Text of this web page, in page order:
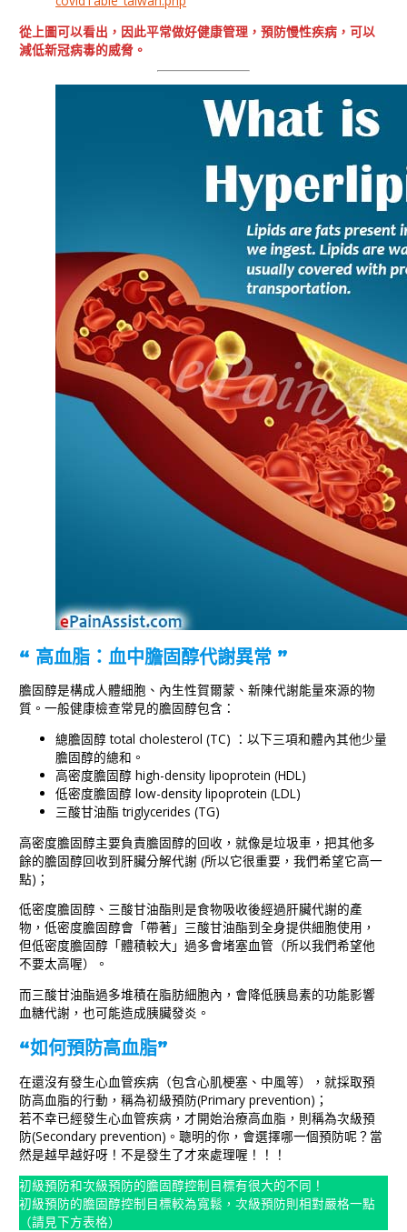
從上圖可以看出，因此平常做好健康管理，預防慢性疾病，可以
減低新冠病毒的威脅。
“ 高血脂：血中膽固醇代謝異常 ”
膽固醇是構成人體細胞、內生性賀爾蒙、新陳代謝能量來源的物
質。一般健康檢查常見的膽固醇包含：
總膽固醇 total cholesterol (TC) ：以下三項和體內其他少量
膽固醇的總和。
高密度膽固醇 high-density lipoprotein (HDL)
低密度膽固醇 low-density lipoprotein (LDL)
三酸甘油酯 triglycerides (TG)
高密度膽固醇主要負責膽固醇的回收，就像是垃圾車，把其他多
餘的膽固醇回收到肝臟分解代謝 (所以它很重要，我們希望它高一
點)；
低密度膽固醇、三酸甘油酯則是食物吸收後經過肝臟代謝的產
物，低密度膽固醇會「帶著」三酸甘油酯到全身提供細胞使用，
但低密度膽固醇「體積較大」過多會堵塞血管（所以我們希望他
不要太高喔）。
而三酸甘油酯過多堆積在脂肪細胞內，會降低胰島素的功能影響
血糖代謝，也可能造成胰臟發炎。
“如何預防高血脂”
在還沒有發生心血管疾病（包含心肌梗塞、中風等），就採取預
防高血脂的行動，稱為初級預防(Primary prevention)；
若不幸已經發生心血管疾病，才開始治療高血脂，則稱為次級預
防(Secondary prevention)。聰明的你，會選擇哪一個預防呢？當
然是越早越好呀！不是發生了才來處理喔！！！
初級預防和次級預防的膽固醇控制目標有很大的不同！
初級預防的膽固醇控制目標較為寬鬆，次級預防則相對嚴格一點
（請見下方表格）